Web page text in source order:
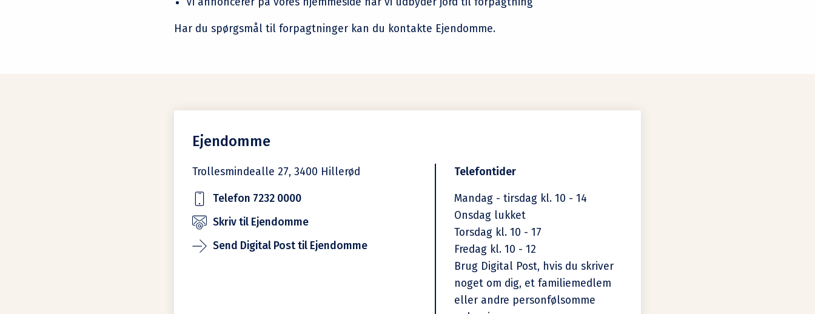
Har du spørgsmål til forpagtninger kan du kontakte Ejendomme.
Ejendomme
Trollesmindealle 27, 3400 Hillerød
Telefon 7232 0000
Skriv til Ejendomme
Send Digital Post til Ejendomme
Telefontider
Mandag - tirsdag kl. 10 - 14
Onsdag lukket
Torsdag kl. 10 - 17
Fredag kl. 10 - 12
Brug Digital Post, hvis du skriver
noget om dig, et familiemedlem
eller andre personfølsomme